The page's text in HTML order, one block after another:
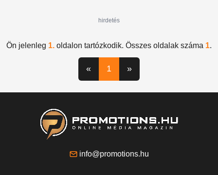
hirdetés
Ön jelenleg 1. oldalon tartózkodik. Összes oldalak száma 1.
« 1 »
info@promotions.hu